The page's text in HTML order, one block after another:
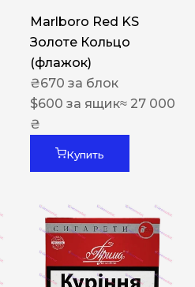
Marlboro Red KS
Золоте Кольцо
(флажок)
₴670 за блок
$600 за ящик≈ 27 000
₴
Купить